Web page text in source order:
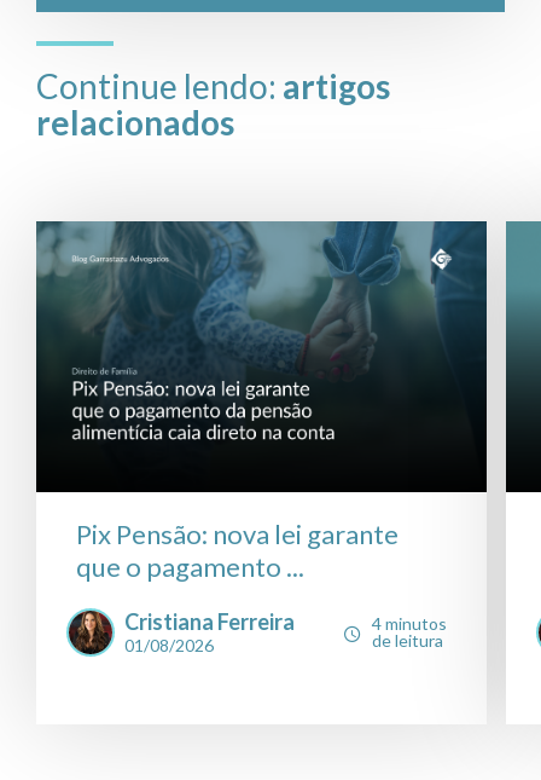
Continue lendo: artigos
relacionados
Pix Pensão: nova lei garante
que o pagamento ...
Cristiana Ferreira
01/08/2026
4 minutos
de leitura